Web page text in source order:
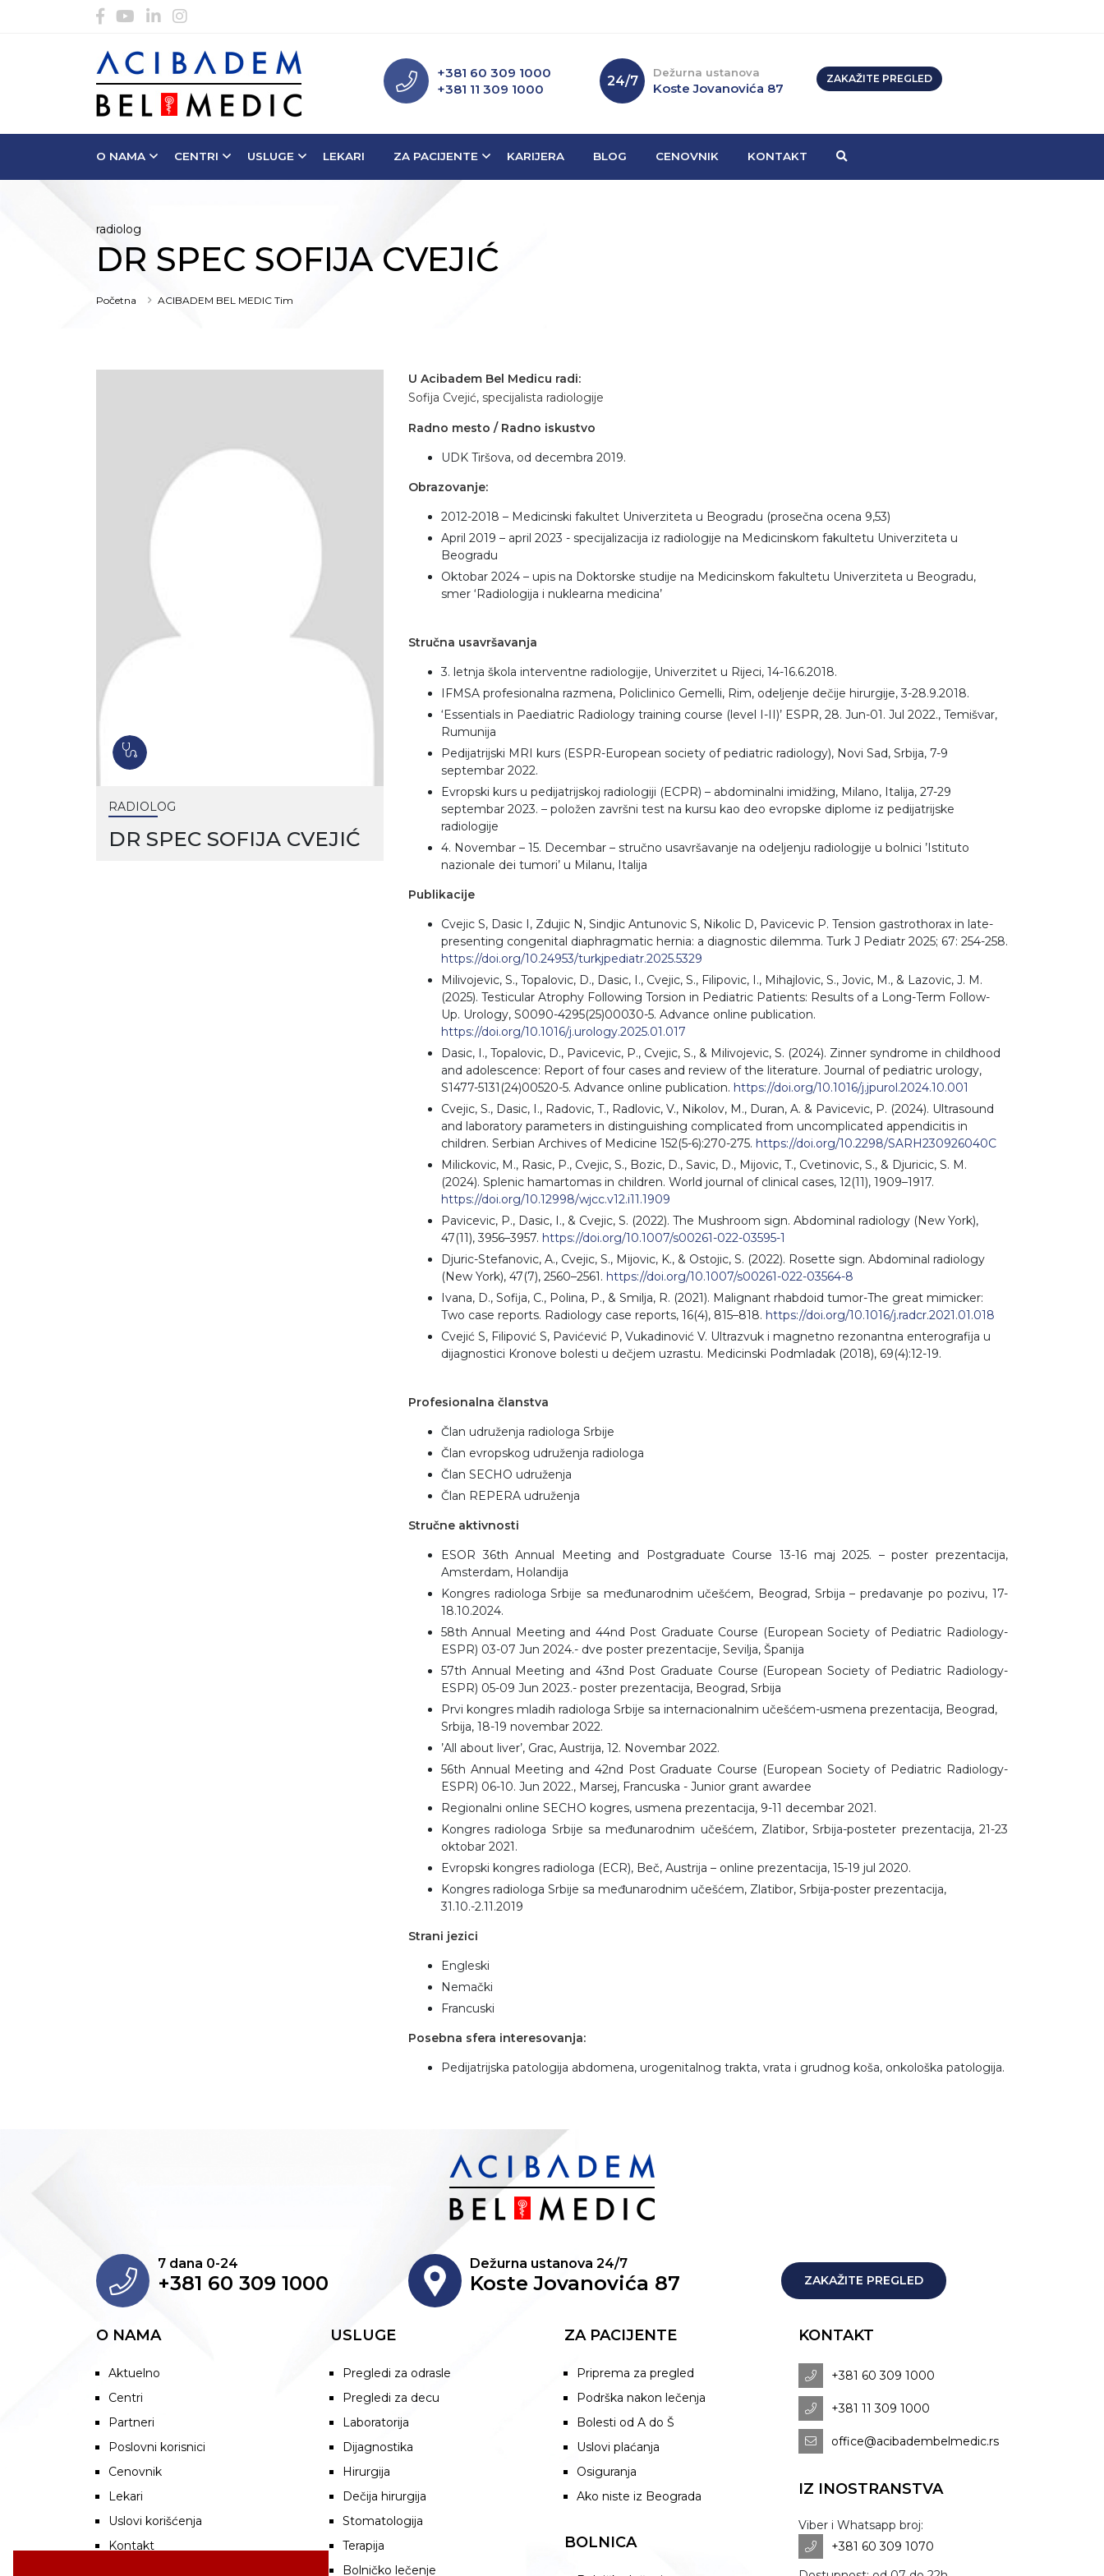
+381 60 309 1000
+381 11 309 1000
24/7
Dežurna ustanova
Koste Jovanovića 87
ZAKAŽITE PREGLED
O NAMA CENTRI USLUGE LEKARI ZA PACIJENTE KARIJERA BLOG CENOVNIK KONTAKT
radiolog
DR SPEC SOFIJA CVEJIĆ
Početna ACIBADEM BEL MEDIC Tim
RADIOLOG
DR SPEC SOFIJA CVEJIĆ
U Acibadem Bel Medicu radi:
Sofija Cvejić, specijalista radiologije
Radno mesto / Radno iskustvo
UDK Tiršova, od decembra 2019.
Obrazovanje:
2012-2018 – Medicinski fakultet Univerziteta u Beogradu (prosečna ocena 9,53)
April 2019 – april 2023 - specijalizacija iz radiologije na Medicinskom fakultetu Univerziteta u
Beogradu
Oktobar 2024 – upis na Doktorske studije na Medicinskom fakultetu Univerziteta u Beogradu,
smer ‘Radiologija i nuklearna medicina’
Stručna usavršavanja
3. letnja škola interventne radiologije, Univerzitet u Rijeci, 14-16.6.2018.
IFMSA profesionalna razmena, Policlinico Gemelli, Rim, odeljenje dečije hirurgije, 3-28.9.2018.
‘Essentials in Paediatric Radiology training course (level I-II)’ ESPR, 28. Jun-01. Jul 2022., Temišvar,
Rumunija
Pedijatrijski MRI kurs (ESPR-European society of pediatric radiology), Novi Sad, Srbija, 7-9
septembar 2022.
Evropski kurs u pedijatrijskoj radiologiji (ECPR) – abdominalni imidžing, Milano, Italija, 27-29
septembar 2023. – položen završni test na kursu kao deo evropske diplome iz pedijatrijske
radiologije
4. Novembar – 15. Decembar – stručno usavršavanje na odeljenju radiologije u bolnici ’Istituto
nazionale dei tumori’ u Milanu, Italija
Publikacije
Cvejic S, Dasic I, Zdujic N, Sindjic Antunovic S, Nikolic D, Pavicevic P. Tension gastrothorax in late-
presenting congenital diaphragmatic hernia: a diagnostic dilemma. Turk J Pediatr 2025; 67: 254-258.
https://doi.org/10.24953/turkjpediatr.2025.5329
Milivojevic, S., Topalovic, D., Dasic, I., Cvejic, S., Filipovic, I., Mihajlovic, S., Jovic, M., & Lazovic, J. M.
(2025). Testicular Atrophy Following Torsion in Pediatric Patients: Results of a Long-Term Follow-
Up. Urology, S0090-4295(25)00030-5. Advance online publication.
https://doi.org/10.1016/j.urology.2025.01.017
Dasic, I., Topalovic, D., Pavicevic, P., Cvejic, S., & Milivojevic, S. (2024). Zinner syndrome in childhood
and adolescence: Report of four cases and review of the literature. Journal of pediatric urology,
S1477-5131(24)00520-5. Advance online publication. https://doi.org/10.1016/j.jpurol.2024.10.001
Cvejic, S., Dasic, I., Radovic, T., Radlovic, V., Nikolov, M., Duran, A. & Pavicevic, P. (2024). Ultrasound
and laboratory parameters in distinguishing complicated from uncomplicated appendicitis in
children. Serbian Archives of Medicine 152(5-6):270-275. https://doi.org/10.2298/SARH230926040C
Milickovic, M., Rasic, P., Cvejic, S., Bozic, D., Savic, D., Mijovic, T., Cvetinovic, S., & Djuricic, S. M.
(2024). Splenic hamartomas in children. World journal of clinical cases, 12(11), 1909–1917.
https://doi.org/10.12998/wjcc.v12.i11.1909
Pavicevic, P., Dasic, I., & Cvejic, S. (2022). The Mushroom sign. Abdominal radiology (New York),
47(11), 3956–3957. https://doi.org/10.1007/s00261-022-03595-1
Djuric-Stefanovic, A., Cvejic, S., Mijovic, K., & Ostojic, S. (2022). Rosette sign. Abdominal radiology
(New York), 47(7), 2560–2561. https://doi.org/10.1007/s00261-022-03564-8
Ivana, D., Sofija, C., Polina, P., & Smilja, R. (2021). Malignant rhabdoid tumor-The great mimicker:
Two case reports. Radiology case reports, 16(4), 815–818. https://doi.org/10.1016/j.radcr.2021.01.018
Cvejić S, Filipović S, Pavićević P, Vukadinović V. Ultrazvuk i magnetno rezonantna enterografija u
dijagnostici Kronove bolesti u dečjem uzrastu. Medicinski Podmladak (2018), 69(4):12-19.
Profesionalna članstva
Član udruženja radiologa Srbije
Član evropskog udruženja radiologa
Član SECHO udruženja
Član REPERA udruženja
Stručne aktivnosti
ESOR 36th Annual Meeting and Postgraduate Course 13-16 maj 2025. – poster prezentacija,
Amsterdam, Holandija
Kongres radiologa Srbije sa međunarodnim učešćem, Beograd, Srbija – predavanje po pozivu, 17-
18.10.2024.
58th Annual Meeting and 44nd Post Graduate Course (European Society of Pediatric Radiology-
ESPR) 03-07 Jun 2024.- dve poster prezentacije, Sevilja, Španija
57th Annual Meeting and 43nd Post Graduate Course (European Society of Pediatric Radiology-
ESPR) 05-09 Jun 2023.- poster prezentacija, Beograd, Srbija
Prvi kongres mladih radiologa Srbije sa internacionalnim učešćem-usmena prezentacija, Beograd,
Srbija, 18-19 novembar 2022.
’All about liver’, Grac, Austrija, 12. Novembar 2022.
56th Annual Meeting and 42nd Post Graduate Course (European Society of Pediatric Radiology-
ESPR) 06-10. Jun 2022., Marsej, Francuska - Junior grant awardee
Regionalni online SECHO kogres, usmena prezentacija, 9-11 decembar 2021.
Kongres radiologa Srbije sa međunarodnim učešćem, Zlatibor, Srbija-posteter prezentacija, 21-23
oktobar 2021.
Evropski kongres radiologa (ECR), Beč, Austrija – online prezentacija, 15-19 jul 2020.
Kongres radiologa Srbije sa međunarodnim učešćem, Zlatibor, Srbija-poster prezentacija,
31.10.-2.11.2019
Strani jezici
Engleski
Nemački
Francuski
Posebna sfera interesovanja:
Pedijatrijska patologija abdomena, urogenitalnog trakta, vrata i grudnog koša, onkološka patologija.
7 dana 0-24
+381 60 309 1000
Dežurna ustanova 24/7
Koste Jovanovića 87 ZAKAŽITE PREGLED
O NAMA
Aktuelno
Centri
Partneri
Poslovni korisnici
Cenovnik
Lekari
Uslovi korišćenja
Kontakt
USLUGE
Pregledi za odrasle
Pregledi za decu
Laboratorija
Dijagnostika
Hirurgija
Dečija hirurgija
Stomatologija
Terapija
Bolničko lečenje
ZA PACIJENTE
Priprema za pregled
Podrška nakon lečenja
Bolesti od A do Š
Uslovi plaćanja
Osiguranja
Ako niste iz Beograda
BOLNICA
KONTAKT
+381 60 309 1000
+381 11 309 1000
office@acibadembelmedic.rs
IZ INOSTRANSTVA
Viber i Whatsapp broj:
+381 60 309 1070